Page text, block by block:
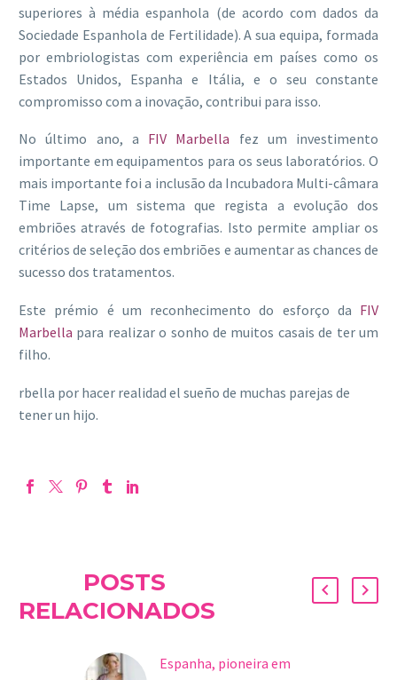
superiores à média espanhola (de acordo com dados da
Sociedade Espanhola de Fertilidade). A sua equipa, formada
por embriologistas com experiência em países como os
Estados Unidos, Espanha e Itália, e o seu constante
compromisso com a inovação, contribui para isso.
No último ano, a FIV Marbella fez um investimento
importante em equipamentos para os seus laboratórios. O
mais importante foi a inclusão da Incubadora Multi-câmara
Time Lapse, um sistema que regista a evolução dos
embriões através de fotografias. Isto permite ampliar os
critérios de seleção dos embriões e aumentar as chances de
sucesso dos tratamentos.
Este prémio é um reconhecimento do esforço da FIV
Marbella para realizar o sonho de muitos casais de ter um
filho.
rbella por hacer realidad el sueño de muchas parejas de
tener un hijo.
POSTS
RELACIONADOS
Espanha, pioneira em